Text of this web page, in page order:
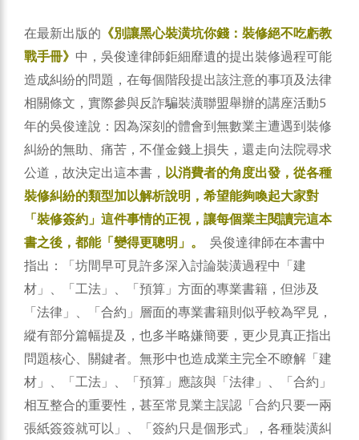
在最新出版的 《別讓黑心裝潢坑你錢：裝修絕不吃虧教
戰手冊》 中，吳俊達律師鉅細靡遺的提出裝修過程可能
造成糾紛的問題，在每個階段提出該注意的事項及法律
相關條文，實際參與反詐騙裝潢聯盟舉辦的講座活動5
年的吳俊達說：因為深刻的體會到無數業主遭遇到裝修
糾紛的無助、痛苦，不僅金錢上損失，還走向法院尋求
公道，故決定出這本書， 以消費者的角度出發，從各種
裝修糾紛的類型加以解析說明，希望能夠喚起大家對
「裝修簽約」這件事情的正視，讓每個業主閱讀完這本
書之後，都能「變得更聰明」。
吳俊達律師在本書中
指出：「坊間早可見許多深入討論裝潢過程中「建
材」、「工法」、「預算」方面的專業書籍，但涉及
「法律」、「合約」層面的專業書籍則似乎較為罕見，
縱有部分篇幅提及，也多半略嫌簡要，更少見真正指出
問題核心、關鍵者。無形中也造成業主完全不瞭解「建
材」、「工法」、「預算」應該與「法律」、「合約」
相互整合的重要性，甚至常見業主誤認「合約只要一兩
張紙簽簽就可以」、「簽約只是個形式」，各種裝潢糾